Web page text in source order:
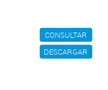
CONSULTAR
DESCARGAR